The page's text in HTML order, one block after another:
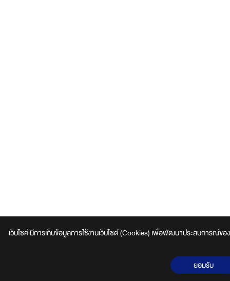
เว็บไซค์ มีการเก็บข้อมูลการใช้งานเว็บไซต์ (Cookies) เพื่อพัฒนาประสบการณ์ข
ยอมรับ